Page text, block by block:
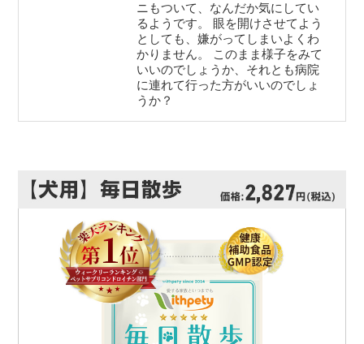
ニもついて、なんだか気にしてい
るようです。 眼を開けさせてよう
としても、嫌がってしまいよくわ
かりません。 このまま様子をみて
いいのでしょうか、それとも病院
に連れて行った方がいいのでしょ
うか？